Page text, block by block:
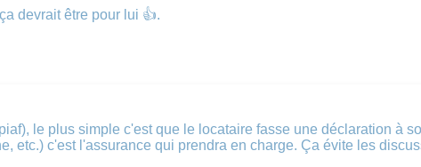
devrait être pour lui 👍.
le plus simple c'est que le locataire fasse une déclaration à
etc.) c'est l'assurance qui prendra en charge. Ça évite les